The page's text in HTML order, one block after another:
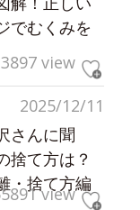
でむくみを
view
2025/12/11
さんに聞
捨て方は？
・捨て方編
view